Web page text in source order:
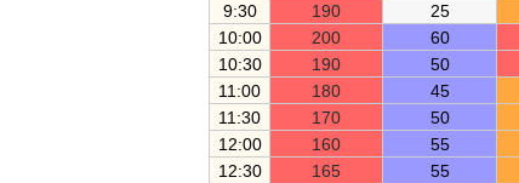
9:30
190 25
10:00
200 60
10:30
190 50
11:00
180 45
11:30
170 50
12:00
160 55
12:30
165 55